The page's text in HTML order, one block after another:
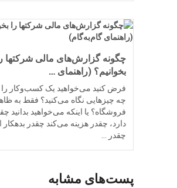
چگونه گزارش‌های مالی شرکتها
بخوانیم؟ (راهنمای …
فرض کنید می‌خواهید یک کسب‌وکار را
چه چیزهایی نگاه می‌کنید؟ فقط به
فروشگاه؟ یا اینکه می‌خواهید بدانید
دارد، چقدر هزینه می‌کند چقدر
چقدر …
پست‌های مشابه